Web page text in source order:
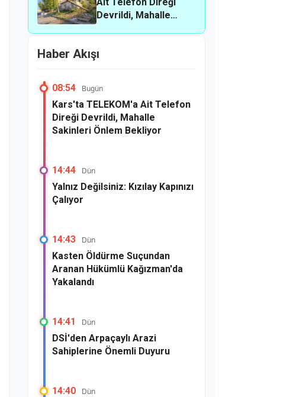
Devrildi, Mahalle
Haber Akışı
08:54 Bugün
Kars'ta TELEKOM'a Ait Telefon
Direği Devrildi, Mahalle
Sakinleri Önlem Bekliyor
14:44 Dün
Yalnız Değilsiniz: Kızılay Kapınızı
Çalıyor
14:43 Dün
Kasten Öldürme Suçundan
Aranan Hükümlü Kağızman'da
Yakalandı
14:41 Dün
DSİ'den Arpaçaylı Arazi
Sahiplerine Önemli Duyuru
14:40 Dün